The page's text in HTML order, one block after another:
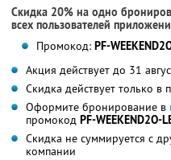
Скидка 20% на одно
всех пользователей
Промокод: PF-
Акция действует до 31
Скидка действует только в
Оформите бронирование в
промокод PF-WEEKEND2O-
Скидка не суммируется с
компании